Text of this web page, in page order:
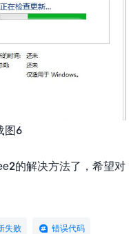
图6
的解决方法了，希望对
失败 错误代码